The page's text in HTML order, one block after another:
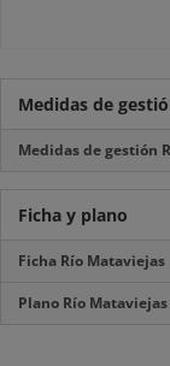
Medidas de
Medidas de gestión
Ficha y plano
Ficha Río Mataviejas
Plano Río Mataviejas